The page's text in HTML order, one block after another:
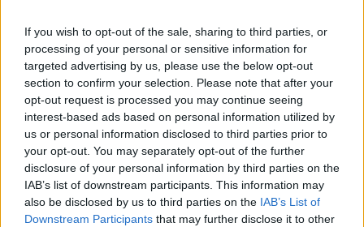
If you wish to opt-out of the sale, sharing to third parties, or
processing of your personal or sensitive information for
targeted advertising by us, please use the below opt-out
section to confirm your selection. Please note that after your
opt-out request is processed you may continue seeing
interest-based ads based on personal information utilized by
us or personal information disclosed to third parties prior to
your opt-out. You may separately opt-out of the further
disclosure of your personal information by third parties on the
IAB’s list of downstream participants. This information may
also be disclosed by us to third parties on the IAB’s List of
Downstream Participants that may further disclose it to other